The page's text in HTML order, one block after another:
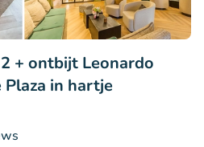
+ ontbijt Leonardo
in hartje